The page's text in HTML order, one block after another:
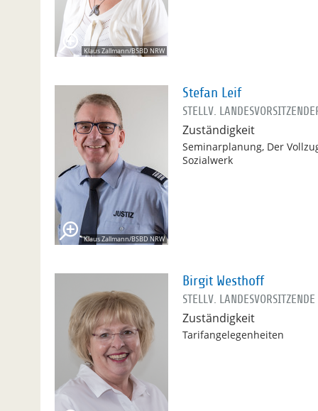
Klaus Zallmann/BSBD NRW
Klaus Zallmann/BSBD NRW
Stefan Leif
STELLV.
Zuständigkeit
Seminarplanung, Der
Sozialwerk
Birgit Westhoff
STELLV. LANDESVORSITZENDE
Zuständigkeit
Tarifangelegenheiten